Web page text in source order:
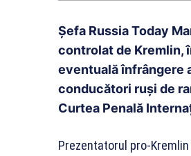
Șefa Russia Today
controlat de Kremlin,
eventuală înfrângere
conducători ruşi de
Curtea Penală
Prezentatorul pro-